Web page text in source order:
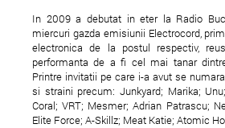
In 2009 a debutat in eter la Radio
miercuri gazda emisiunii Electrocord,
electronica de la postul respectiv,
performanta de a fi cel mai tanar
Printre invitatii pe care i-a avut se
si straini precum: Junkyard; Marika;
Coral; VRT; Mesmer; Adrian Patrascu;
Elite Force; A-Skillz; Meat Katie; Atomic